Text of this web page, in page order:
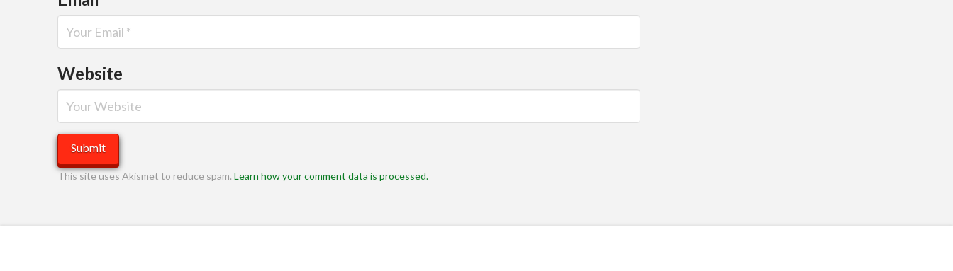
Website
This site uses Akismet to reduce spam. Learn how your comment data is processed.